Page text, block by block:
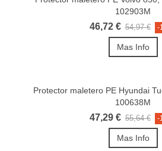
102903M
46,72 € 54,97 € -
Mas Info
Protector maletero PE Hyundai
100638M
47,29 € 55,64 € -
Mas Info